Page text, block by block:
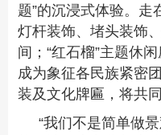
题”的沉浸式体验。走
灯杆装饰、堵头装饰
间； “红石榴”主题休
成为象征各民族紧密
装及文化牌匾，将共
“我们不是简单做